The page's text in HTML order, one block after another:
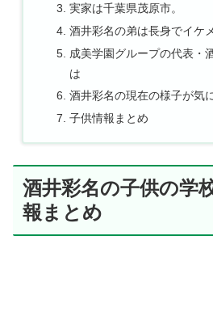
実家は千葉県茂原市。
酒井彩名の弟は長身でイケ
成美学園グループの代表・
は
酒井彩名の現在の様子が気
子供情報まとめ
酒井彩名の子供の学
報まとめ